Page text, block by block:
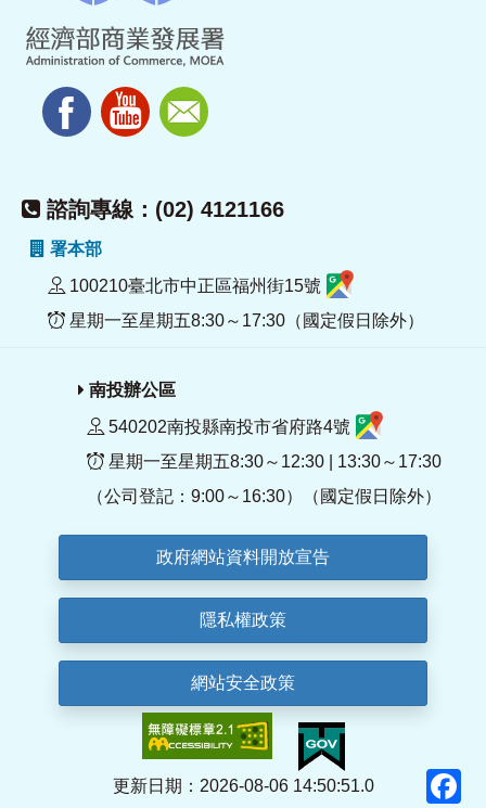
諮詢專線：(02) 4121166
署本部
100210臺北市中正區福州街15號
星期一至星期五8:30～17:30（國定假日除外）
南投辦公區
540202南投縣南投市省府路4號
星期一至星期五8:30～12:30 | 13:30～17:30
（公司登記：9:00～16:30）（國定假日除外）
政府網站資料開放宣告
隱私權政策
網站安全政策
更新日期：2026-08-06 14:50:51.0